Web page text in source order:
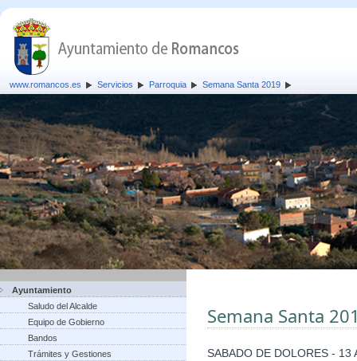
www.romancos.es Servicios Parroquia Semana Santa 2019
Ayuntamiento
Saludo del Alcalde
Equipo de Gobierno
Bandos
Trámites y Gestiones
Semana Santa
SABADO DE DOLORES - 13